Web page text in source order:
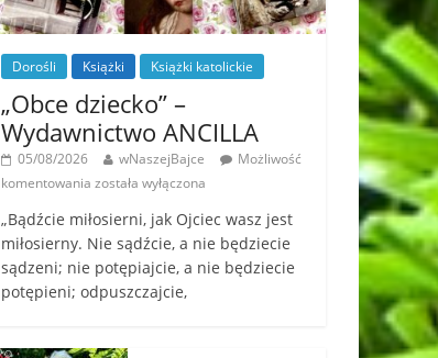
Dorośli Książki Książki katolickie
„Obce dziecko” –
Wydawnictwo ANCILLA
05/08/2026 wNaszejBajce
Możliwość
komentowania została wyłączona
„Bądźcie miłosierni, jak Ojciec wasz jest
miłosierny. Nie sądźcie, a nie będziecie
sądzeni; nie potępiajcie, a nie będziecie
potępieni; odpuszczajcie,